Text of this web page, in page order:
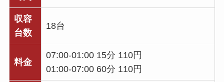
収容
台数
18台
料金
07:00-01:00 15分 110円
01:00-07:00 60分 110円